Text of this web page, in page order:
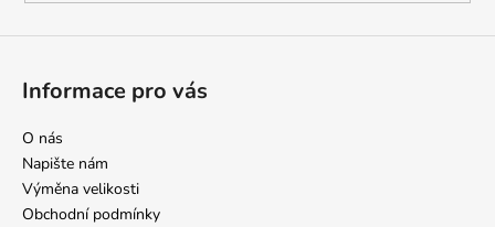
Informace pro vás
O nás
Napište nám
Výměna velikosti
Obchodní podmínky